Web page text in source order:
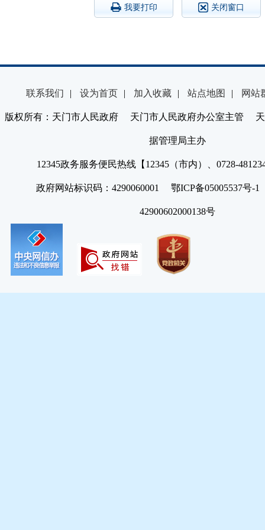
我要打印 关闭窗口
联系我们 | 设为首页 | 加入收藏 | 站点地图 | 网站
版权所有：天门市人民政府 天门市人民政府办公室主管 天
据管理局主办
12345政务服务便民热线【12345（市内）、0728-
政府网站标识码：4290060001 鄂ICP备05005537号
42900602000138号